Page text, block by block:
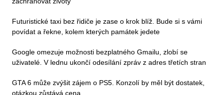
Futuristické taxi bez řidiče je zase o krok blíž. Bude si s vámi
povídat a řekne, kolem kterých památek jedete
Google omezuje možnosti bezplatného Gmailu, zlobí se
uživatelé. V lednu ukončí odesílání zpráv z adres třetích stran
GTA 6 může zvýšit zájem o PS5. Konzolí by měl být dostatek,
otázkou zůstává cena